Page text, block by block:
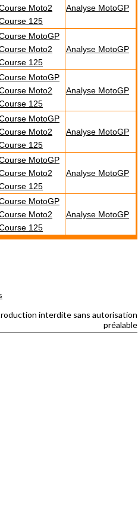
Moto2
125
Analyse MotoGP
MotoGP
Moto2
125
Analyse MotoGP
MotoGP
Moto2
125
Analyse MotoGP
MotoGP
Moto2
125
Analyse MotoGP
MotoGP
Moto2
125
Analyse MotoGP
MotoGP
Moto2
125
Analyse MotoGP
interdite sans autorisation
préalable